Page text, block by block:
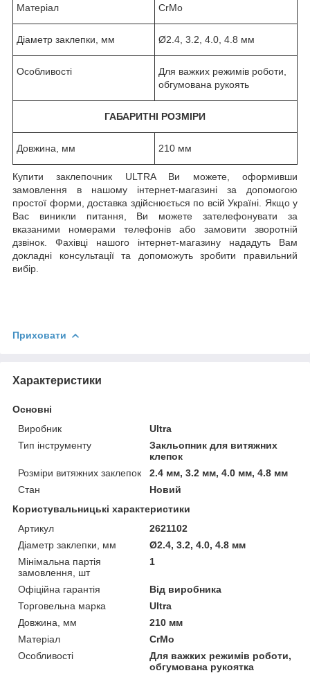
Матеріал CrMo
Діаметр заклепки, мм Ø2.4, 3.2, 4.0, 4.8 мм
Особливості
Для важких режимів роботи,
обгумована рукоять
ГАБАРИТНІ РОЗМІРИ
Довжина, мм 210 мм
Купити заклепочник ULTRA Ви можете, оформивши
замовлення в нашому інтернет-магазині за допомогою
простої форми, доставка здійснюється по всій Україні. Якщо у
Вас виникли питання, Ви можете зателефонувати за
вказаними номерами телефонів або замовити зворотній
дзвінок. Фахівці нашого інтернет-магазину нададуть Вам
докладні консультації та допоможуть зробити правильний
вибір.
Приховати
Характеристики
Основні
Виробник
Ultra
Тип інструменту
Закльопник для витяжних
клепок
Розміри витяжних заклепок
2.4 мм, 3.2 мм, 4.0 мм, 4.8 мм
Стан
Новий
Користувальницькі характеристики
Артикул
2621102
Діаметр заклепки, мм
Ø2.4, 3.2, 4.0, 4.8 мм
Мінімальна партія
замовлення, шт
1
Офіційна гарантія
Від виробника
Торговельна марка
Ultra
Довжина, мм
210 мм
Матеріал
CrMo
Особливості
Для важких режимів роботи,
обгумована рукоятка